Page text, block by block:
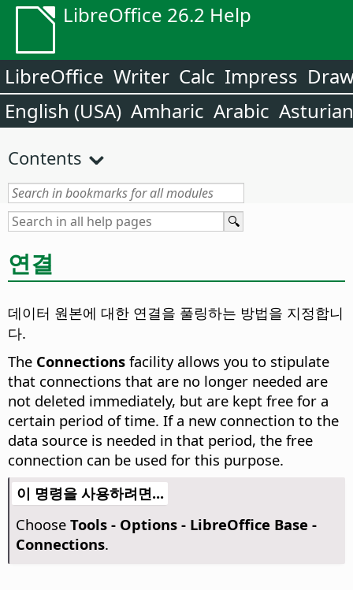
LibreOffice 26.2 Help
LibreOffice Writer Calc Impress
English (USA) Amharic Arabic Asturian
Contents
연결
데이터 원본에 대한 연결을 풀링하는 방법을 지정합니
다.
The Connections facility allows you to stipulate
that connections that are no longer needed are
not deleted immediately, but are kept free for a
certain period of time. If a new connection to the
data source is needed in that period, the free
connection can be used for this purpose.
이 명령을 사용하려면...
Choose Tools - Options- LibreOffice Base -
Connections.